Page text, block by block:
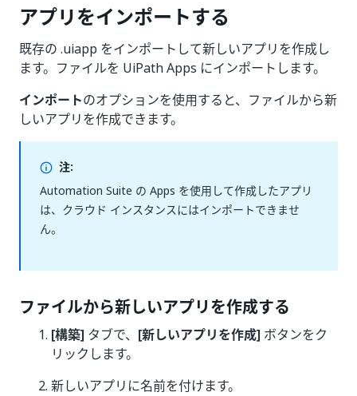
アプリをインポートする
既存の .uiapp をインポートして新しいアプリを作成し
ます。ファイルを UiPath Apps にインポートします。
インポートのオプションを使用すると、ファイルから新
しいアプリを作成できます。
注:
Automation Suite の Apps を使用して作成したアプリ
は、クラウド インスタンスにはインポートできませ
ん。
ファイルから新しいアプリを作成する
[構築] タブで、 [新しいアプリを作成] ボタンをク
リックします。
新しいアプリに名前を付けます。